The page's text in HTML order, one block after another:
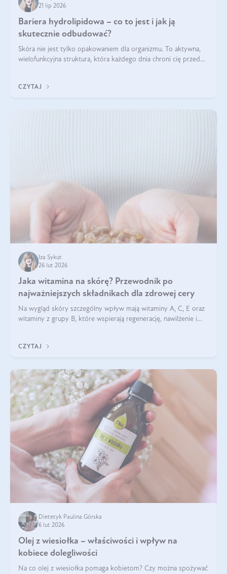
21 lip 2026
Bariera hydrolipidowa – co to jest i jak ją
skutecznie odbudować?
Skóra nie jest tylko opakowaniem dla organizmu. To aktywna,
wielofunkcyjna struktura, która każdego dnia chroni cię przed
bariera hydrolipidowa.
CZYTAJ
Iza Sykut
26 lut 2026
Jaka witamina na skórę? Przewodnik po
najważniejszych składnikach dla zdrowej cery
Na wygląd skóry szczególny wpływ mają witaminy A, C, E oraz
witaminy z grupy B, które wspierają regenerację, nawilżenie i
CZYTAJ
Dietetyk Paulina Górska
6 lut 2026
Olej z wiesiołka – właściwości i wpływ na
kobiece dolegliwości
Na co olej z wiesiołka pomaga kobietom? Czy można spożywać